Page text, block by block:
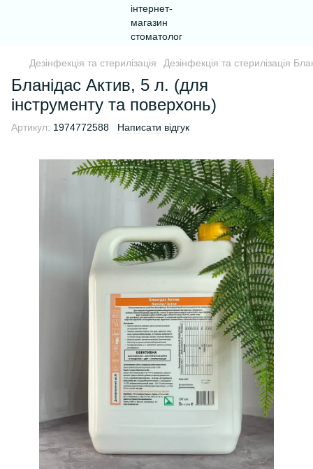
Дезінфекція та стерилізація Дезінфекція та стерилізація
Бланідас Актив, 5 л. (для
інструменту та поверхонь)
Артикул: 1974772588 Написати відгук